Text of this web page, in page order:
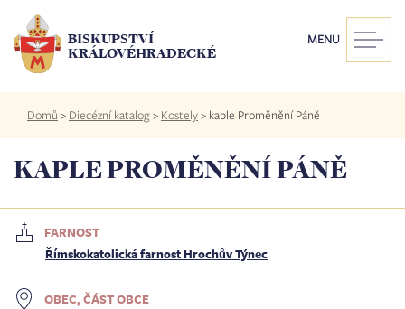
hlavnímu
obsahu
BISKUPSTVÍ
KRÁLOVÉHRADECKÉ
MENU
Drobečková
navigace
Domů > Diecézní katalog> Kostely> kaple Proměnění Páně
KAPLE PROMĚNĚNÍ PÁNĚ
FARNOST
Římskokatolická farnost Hrochův Týnec
OBEC, ČÁST OBCE